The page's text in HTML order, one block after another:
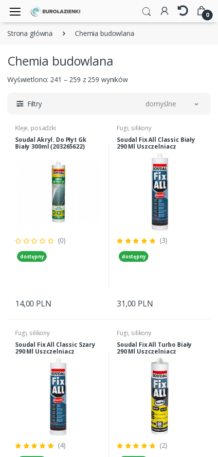
0
Strona główna Chemia budowlana
Chemia budowlana
Wyświetlono: 241 – 259 z 259 wyników
Filtry domyślne
Kleje, posadzki
Soudal Akryl. Do Płyt Gk
Biały 300ml (203265622)
(0)
dostępny
14,00 PLN
Fugi, silikony
Soudal Fix All Classic Biały
290 Ml Uszczelniacz
(3)
dostępny
31,00 PLN
Fugi, silikony
Soudal Fix All Classic Szary
290 Ml Uszczelniacz
(4)
Fugi, silikony
Soudal Fix All Turbo Biały
290 Ml Uszczelniacz
(2)